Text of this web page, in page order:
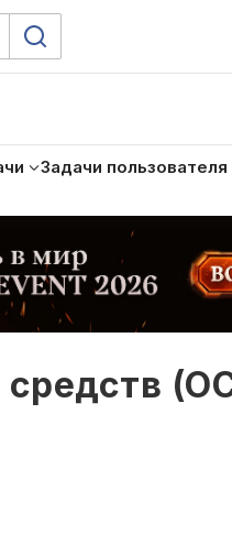
Задачи пользователя